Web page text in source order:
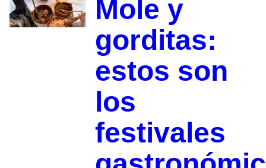
Mole y
gorditas:
estos son
los
festivales